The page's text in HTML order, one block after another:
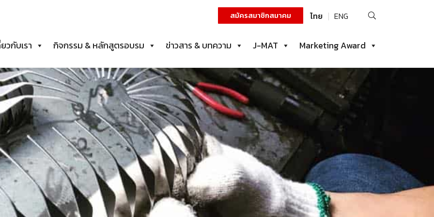
สมัครสมาชิกสมาคม ไทย ENG
ค้นหา
วกับเรา
กิจกรรม & หลักสูตรอบรม ข่าวสาร & บทความ J-MAT Marketing Award